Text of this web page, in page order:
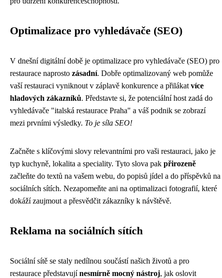
Optimalizace pro vyhledávače (SEO)
V dnešní digitální době je optimalizace pro vyhledávače (SEO) pro
restaurace naprosto zásadní. Dobře optimalizovaný web pomůže
vaší restauraci vyniknout v záplavě konkurence a přilákat více
hladových zákazníků. Představte si, že potenciální host zadá do
vyhledávače "italská restaurace Praha" a váš podnik se zobrazí
mezi prvními výsledky. To je síla SEO!
Začněte s klíčovými slovy relevantními pro vaši restauraci, jako je
typ kuchyně, lokalita a speciality. Tyto slova pak přirozeně
začleňte do textů na vašem webu, do popisů jídel a do příspěvků na
sociálních sítích. Nezapomeňte ani na optimalizaci fotografií, které
dokáží zaujmout a přesvědčit zákazníky k návštěvě.
Reklama na sociálních sítích
Sociální sítě se staly nedílnou součástí našich životů a pro
restaurace představujínesmírně mocný nástroj, jak oslovit